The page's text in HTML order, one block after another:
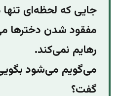
جایی که لحظه‌ای
مفقود شدن دخترها
رهایم نمی‌کند.
می‌گویم می‌شود
گفت؟